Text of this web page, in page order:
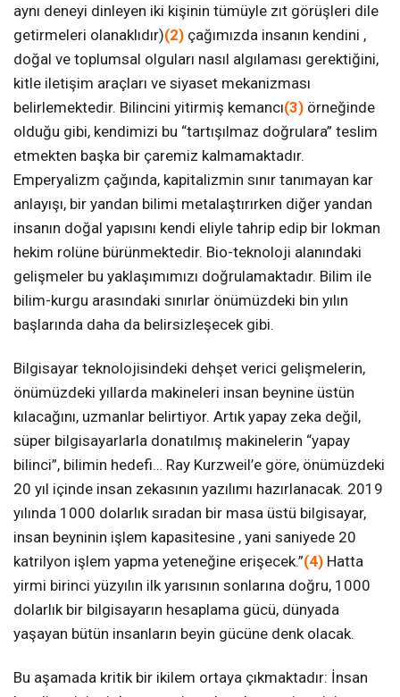
aynı deneyi dinleyen iki kişinin tümüyle zıt görüşleri dile
getirmeleri olanaklıdır)(2) çağımızda insanın kendini ,
doğal ve toplumsal olguları nasıl algılaması gerektiğini,
kitle iletişim araçları ve siyaset mekanizması
belirlemektedir. Bilincini yitirmiş kemancı(3) örneğinde
olduğu gibi, kendimizi bu “tartışılmaz doğrulara” teslim
etmekten başka bir çaremiz kalmamaktadır.
Emperyalizm çağında, kapitalizmin sınır tanımayan kar
anlayışı, bir yandan bilimi metalaştırırken diğer yandan
insanın doğal yapısını kendi eliyle tahrip edip bir lokman
hekim rolüne bürünmektedir. Bio-teknoloji alanındaki
gelişmeler bu yaklaşımımızı doğrulamaktadır. Bilim ile
bilim-kurgu arasındaki sınırlar önümüzdeki bin yılın
başlarında daha da belirsizleşecek gibi.
Bilgisayar teknolojisindeki dehşet verici gelişmelerin,
önümüzdeki yıllarda makineleri insan beynine üstün
kılacağını, uzmanlar belirtiyor. Artık yapay zeka değil,
süper bilgisayarlarla donatılmış makinelerin “yapay
bilinci”, bilimin hedefi… Ray Kurzweil’e göre, önümüzdeki
20 yıl içinde insan zekasının yazılımı hazırlanacak. 2019
yılında 1000 dolarlık sıradan bir masa üstü bilgisayar,
insan beyninin işlem kapasitesine , yani saniyede 20
katrilyon işlem yapma yeteneğine erişecek.”(4) Hatta
yirmi birinci yüzyılın ilk yarısının sonlarına doğru, 1000
dolarlık bir bilgisayarın hesaplama gücü, dünyada
yaşayan bütün insanların beyin gücüne denk olacak.
Bu aşamada kritik bir ikilem ortaya çıkmaktadır: İnsan